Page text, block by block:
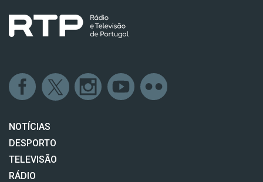
NOTÍCIAS
DESPORTO
TELEVISÃO
RÁDIO